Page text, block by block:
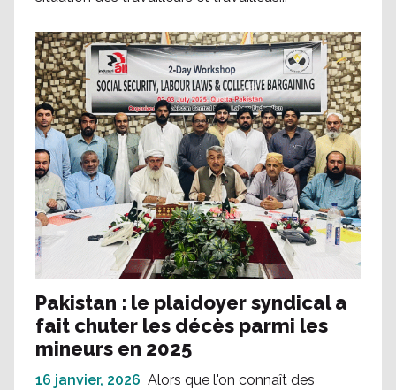
Pakistan : le plaidoyer syndical a
fait chuter les décès parmi les
mineurs en 2025
16 janvier, 2026 Alors que l'on connaît des